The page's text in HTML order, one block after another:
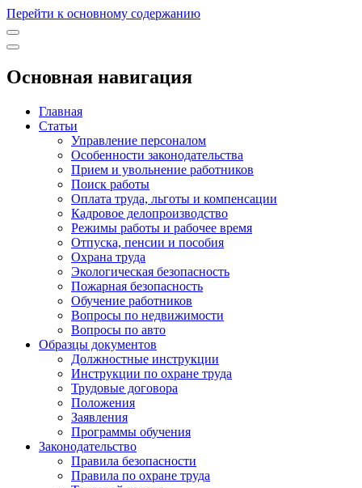
Перейти к основному содержанию
Основная навигация
Главная
Статьи
Управление персоналом
Особенности законодательства
Прием и увольнение работников
Поиск работы
Оплата труда, льготы и компенсации
Кадровое делопроизводство
Режимы работы и рабочее время
Отпуска, пенсии и пособия
Охрана труда
Экологическая безопасность
Пожарная безопасность
Обучение работников
Вопросы по недвижимости
Вопросы по авто
Образцы документов
Должностные инструкции
Инструкции по охране труда
Трудовые договора
Положения
Заявления
Программы обучения
Законодательство
Правила безопасности
Правила по охране труда